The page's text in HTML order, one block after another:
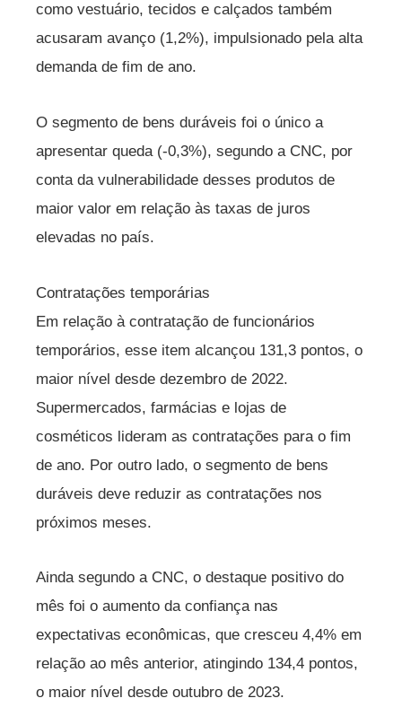
como vestuário, tecidos e calçados também
acusaram avanço (1,2%), impulsionado pela alta
demanda de fim de ano.
O segmento de bens duráveis foi o único a
apresentar queda (-0,3%), segundo a CNC, por
conta da vulnerabilidade desses produtos de
maior valor em relação às taxas de juros
elevadas no país.
Contratações temporárias
Em relação à contratação de funcionários
temporários, esse item alcançou 131,3 pontos, o
maior nível desde dezembro de 2022.
Supermercados, farmácias e lojas de
cosméticos lideram as contratações para o fim
de ano. Por outro lado, o segmento de bens
duráveis deve reduzir as contratações nos
próximos meses.
Ainda segundo a CNC, o destaque positivo do
mês foi o aumento da confiança nas
expectativas econômicas, que cresceu 4,4% em
relação ao mês anterior, atingindo 134,4 pontos,
o maior nível desde outubro de 2023.